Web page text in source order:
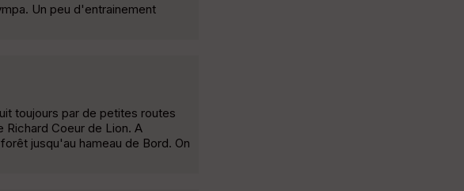
Un peu d'entrainement
toujours par de petites routes
Richard Coeur de Lion. A
jusqu'au hameau de Bord. On